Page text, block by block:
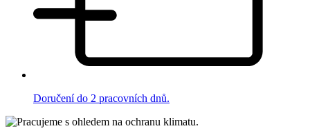
Doručení do 2 pracovních dnů.